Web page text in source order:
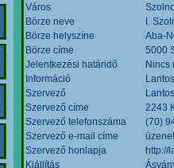
Város
Börze neve
I.
Börze helyszíne
Aba-
Börze címe
5000
Jelentkezési határidő
Nincs
Információ
Szervező
Szervező címe
2243
Szervező telefonszáma
(70)
Szervező e-mail címe
Szervező honlapja
http://
Kiállítás